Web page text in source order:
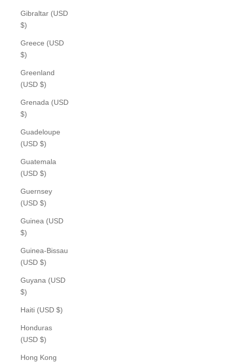
Gibraltar (USD
$)
Greece (USD
$)
Greenland
(USD $)
Grenada (USD
$)
Guadeloupe
(USD $)
Guatemala
(USD $)
Guernsey
(USD $)
Guinea (USD
$)
Guinea-Bissau
(USD $)
Guyana (USD
$)
Haiti (USD $)
Honduras
(USD $)
Hong Kong